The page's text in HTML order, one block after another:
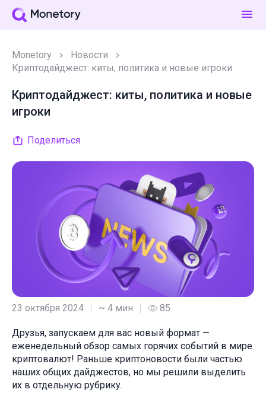
Monetory
Новости
Криптодайджест: киты, политика и новые игроки
Криптодайджест: киты, политика и новые
игроки
Поделиться
23 октября 2024 ~ 4 мин 85
Друзья, запускаем для вас новый формат —
еженедельный обзор самых горячих событий в мире
криптовалют! Раньше криптоновости были частью
наших общих дайджестов, но мы решили выделить
их в отдельную рубрику.